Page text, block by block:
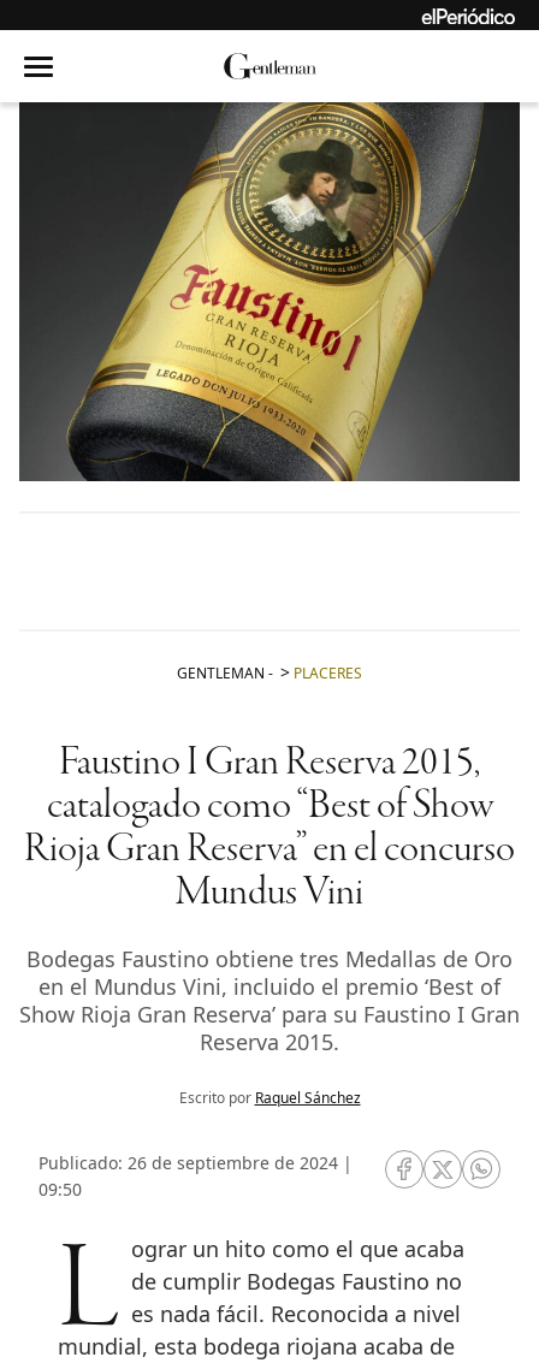
GENTLEMAN - PLACERES
Faustino I Gran Reserva 2015,
catalogado como “Best of Show
Rioja Gran Reserva” en el concurso
Mundus Vini
Bodegas Faustino obtiene tres Medallas de Oro
en el Mundus Vini, incluido el premio ‘Best of
Show Rioja Gran Reserva’ para su Faustino I Gran
Reserva 2015.
Escrito por Raquel Sánchez
Publicado: 26 de septiembre de 2024 |
09:50
RRSS Facebook
RRSSRRSS
Lograr un hito como el que acaba de cumplir Bodegas Faustino no
es nada fácil. Reconocida a nivel
mundial, esta bodega riojana acaba de